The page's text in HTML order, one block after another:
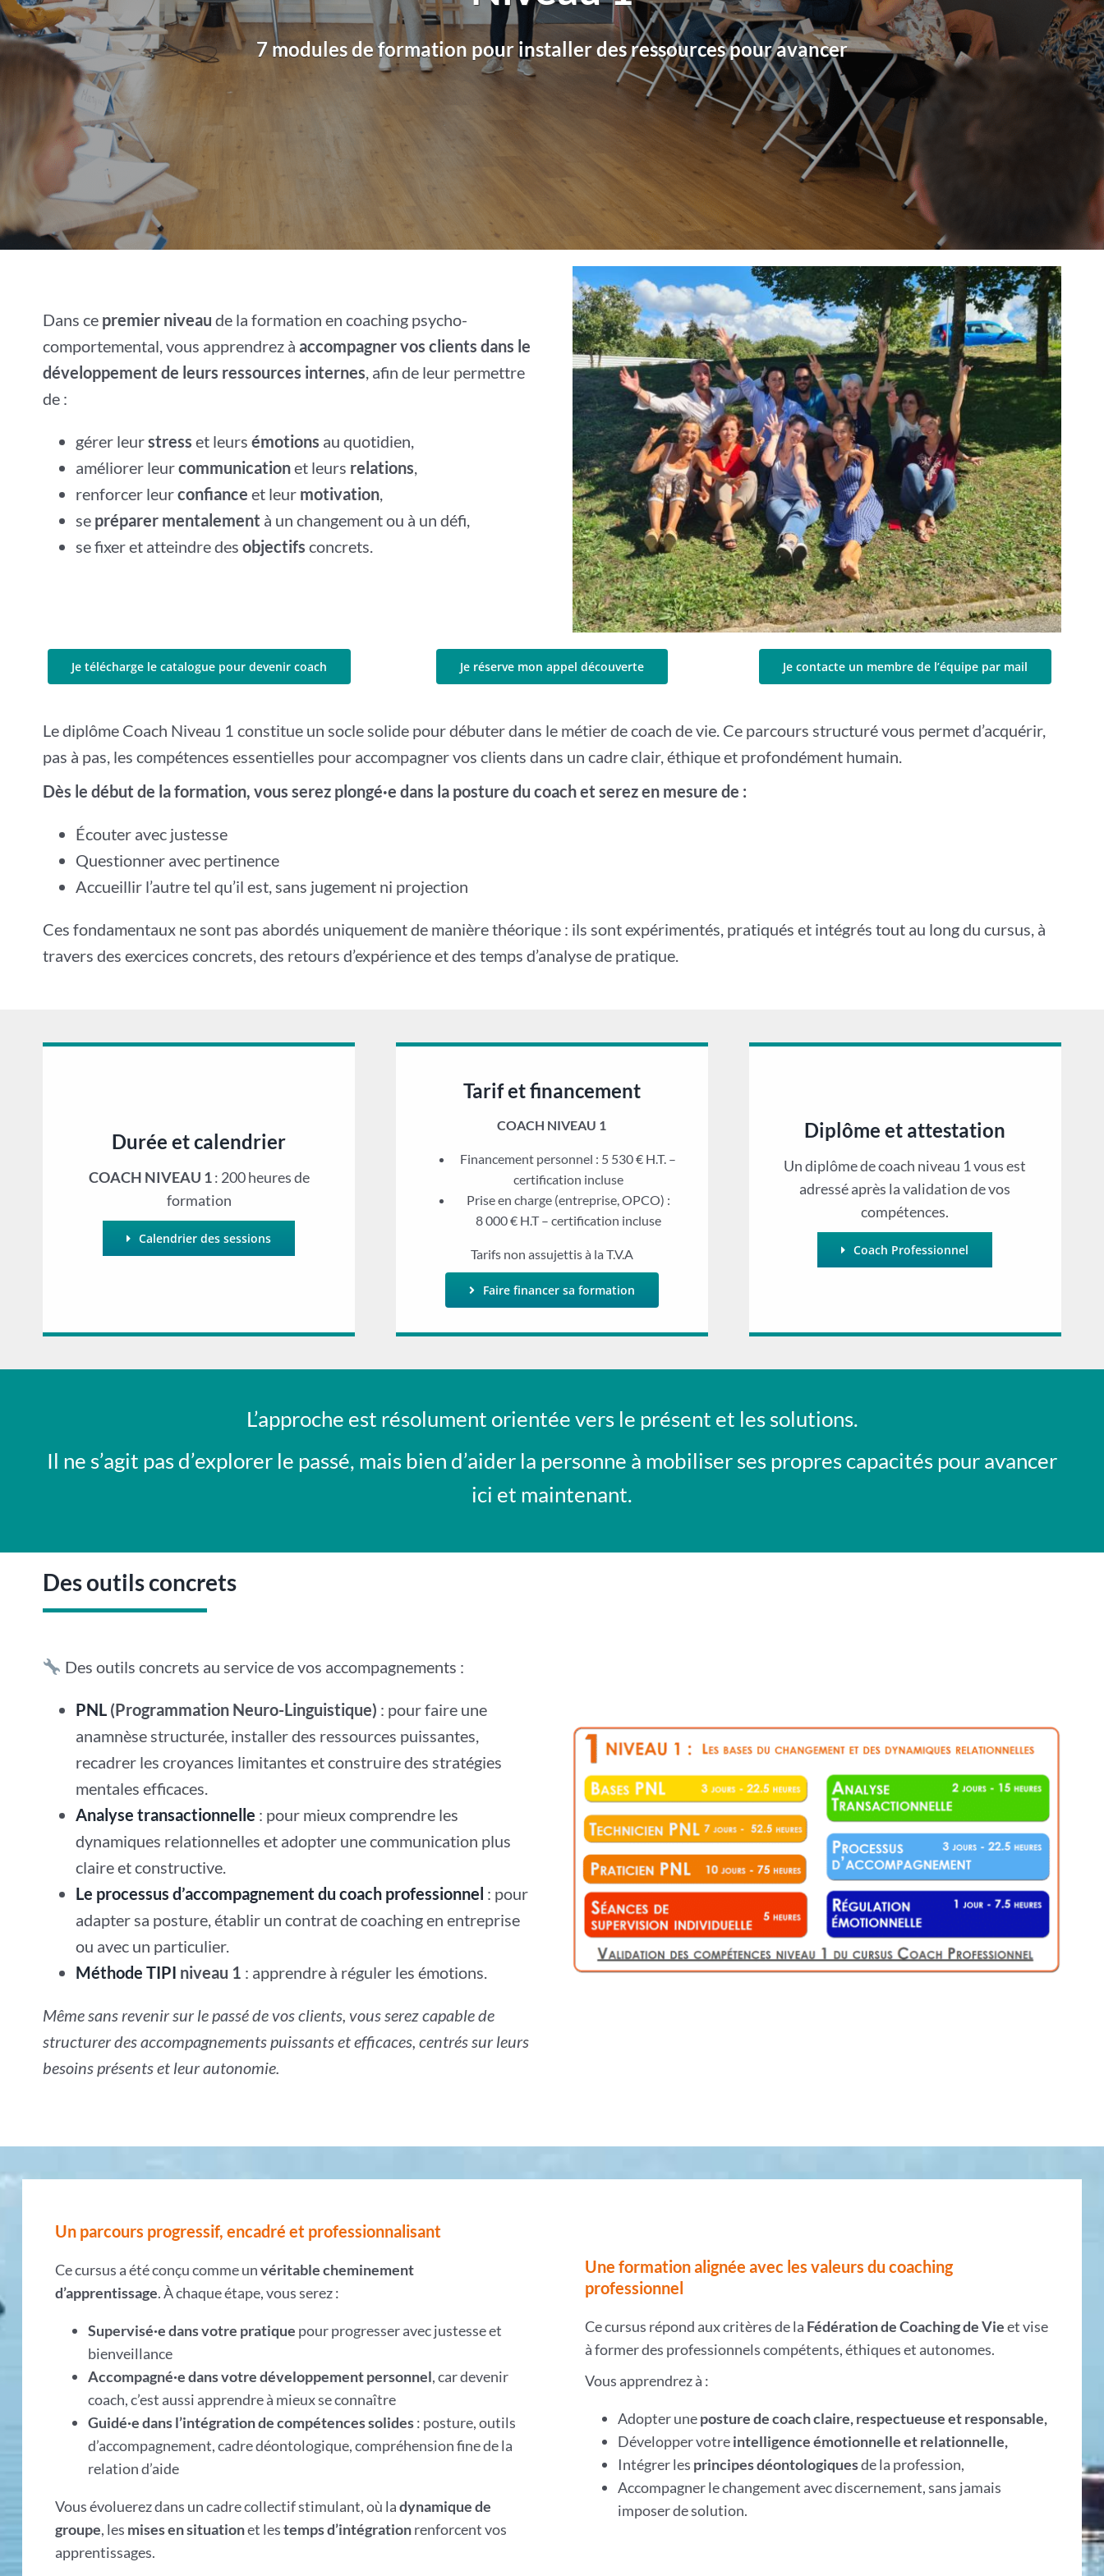
7 modules de formation pour installer des ressources pour avancer
Dans ce premier niveau de la formation en coaching psycho-
comportemental, vous apprendrez à accompagner vos clients dans le
développement de leurs ressources internes, afin de leur permettre
de :
gérer leurstress et leurs émotions au quotidien,
améliorer leurcommunicationet leurs relations,
renforcer leurconfiance et leur motivation,
se préparer mentalement à un changement ou à un défi,
se fixer et atteindre des objectifs concrets.
Je télécharge le catalogue pour devenir coach Je réserve mon appel découverte Je contacte un membre de l’équipe par mail
Le diplôme Coach Niveau 1 constitue un socle solide pour débuter dans le métier de coach de vie. Ce parcours structuré vous permet d’acquérir,
pas à pas, les compétences essentielles pour accompagner vos clients dans un cadre clair, éthique et profondément humain.
Dès le début de la formation, vous serez plongé·e dans la posture du coach et serez en mesure de :
Écouter avec justesse
Questionner avec pertinence
Accueillir l’autre tel qu’il est, sans jugement ni projection
Ces fondamentaux ne sont pas abordés uniquement de manière théorique : ils sont expérimentés, pratiqués et intégrés tout au long du cursus, à
travers des exercices concrets, des retours d’expérience et des temps d’analyse de pratique.
Durée et calendrier
COACH NIVEAU 1: 200 heures de
formation
Calendrier des sessions
Tarif et financement
COACH NIVEAU 1
Financement personnel : 5 530 € H.T. –
certification incluse
Prise en charge (entreprise, OPCO) :
8 000 € H.T – certification incluse
Tarifs non assujettis à la T.V.A
Faire financer sa formation
Diplôme et attestation
Un diplôme de coach niveau 1 vous est
adressé après la validation de vos
compétences.
Coach Professionnel
L’approche est résolument orientée vers le présent et les solutions.
Il ne s’agit pas d’explorer le passé, mais bien d’aider la personne à mobiliser ses propres capacités pour avancer
ici et maintenant.
Des outils concrets
Des outils concrets au service de vos accompagnements :
PNL(Programmation Neuro-Linguistique) : pour faire une
anamnèse structurée, installer des ressources puissantes,
recadrer les croyances limitantes et construire des stratégies
mentales efficaces.
Analyse transactionnelle : pour mieux comprendre les
dynamiques relationnelles et adopter une communication plus
claire et constructive.
Le processus d’accompagnement du coach professionnel : pour
adapter sa posture, établir un contrat de coaching en entreprise
ou avec un particulier.
Méthode TIPI niveau 1 : apprendre à réguler les émotions.
Même sans revenir sur le passé de vos clients, vous serez capable de
structurer des accompagnements puissants et efficaces, centrés sur leurs
besoins présents et leur autonomie.
Un parcours progressif, encadré et professionnalisant
Ce cursus a été conçu comme unvéritable cheminement
d’apprentissage. À chaque étape, vous serez :
Supervisé·e dans votre pratique pour progresser avec justesse et
bienveillance
Accompagné·e dans votre développement personnel, car devenir
coach, c’est aussi apprendre à mieux se connaître
Guidé·e dans l’intégration de compétences solides: posture, outils
d’accompagnement, cadre déontologique, compréhension fine de la
relation d’aide
Vous évoluerez dans un cadre collectif stimulant, où ladynamique de
groupe, les mises en situationet lestemps d’intégrationrenforcent vos
apprentissages.
Une formation alignée avec les valeurs du coaching
professionnel
Ce cursus répond aux critères de la Fédération de Coaching de Vieet vise
à former des professionnels compétents, éthiques et autonomes.
Vous apprendrez à :
Adopter uneposture de coach claire, respectueuse et responsable,
Développer votreintelligence émotionnelle et relationnelle,
Intégrer les principes déontologiquesde la profession,
Accompagner le changement avec discernement, sans jamais
imposer de solution.